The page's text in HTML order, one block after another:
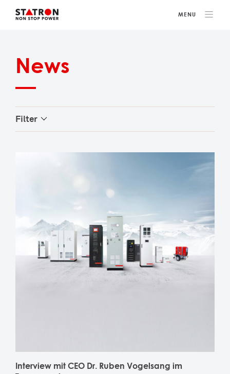
News
Filter
Interview mit CEO Dr. Ruben Vogelsang im